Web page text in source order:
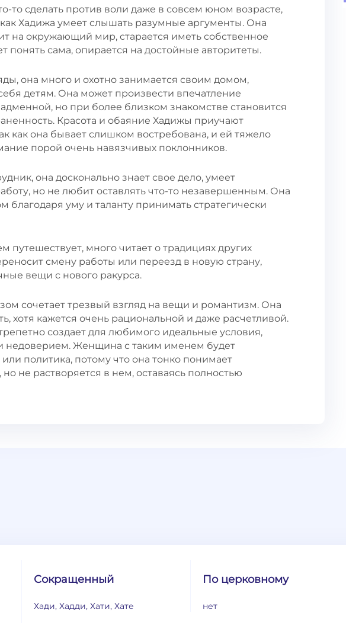
то сделать против воли даже в совсем юном возрасте,
Хадижа умеет слышать разумные аргументы. Она
на окружающий мир, старается иметь собственное
понять сама, опирается на достойные авторитеты.
она много и охотно занимается своим домом,
детям. Она может произвести впечатление
но при более близком знакомстве становится
Красота и обаяние Хадижы приучают
как она бывает слишком востребована, и ей тяжело
порой очень навязчивых поклонников.
она досконально знает свое дело, умеет
но не любит оставлять что-то незавершенным. Она
благодаря уму и таланту принимать стратегически
путешествует, много читает о традициях других
смену работы или переезд в новую страну,
вещи с нового ракурса.
сочетает трезвый взгляд на вещи и романтизм. Она
хотя кажется очень рациональной и даже расчетливой.
создает для любимого идеальные условия,
недоверием. Женщина с таким именем будет
политика, потому что она тонко понимает
не растворяется в нем, оставаясь полностью
Сокращенный
Хади, Хадди, Хати, Хате
По церковному
нет